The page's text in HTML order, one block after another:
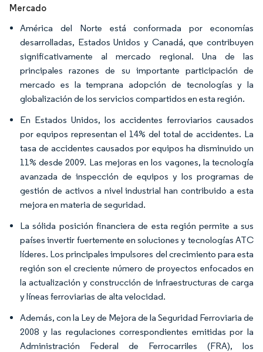
Mercado
América del Norte está conformada por economías
desarrolladas, Estados Unidos y Canadá, que contribuyen
significativamente al mercado regional. Una de las
principales razones de su importante participación de
mercado es la temprana adopción de tecnologías y la
globalización de los servicios compartidos en esta región.
En Estados Unidos, los accidentes ferroviarios causados
por equipos representan el 14% del total de accidentes. La
tasa de accidentes causados por equipos ha disminuido un
11% desde 2009. Las mejoras en los vagones, la tecnología
avanzada de inspección de equipos y los programas de
gestión de activos a nivel industrial han contribuido a esta
mejora en materia de seguridad.
La sólida posición financiera de esta región permite a sus
países invertir fuertemente en soluciones y tecnologías ATC
líderes. Los principales impulsores del crecimiento para esta
región son el creciente número de proyectos enfocados en
la actualización y construcción de infraestructuras de carga
y líneas ferroviarias de alta velocidad.
Además, con la Ley de Mejora de la Seguridad Ferroviaria de
2008 y las regulaciones correspondientes emitidas por la
Administración Federal de Ferrocarriles (FRA), los